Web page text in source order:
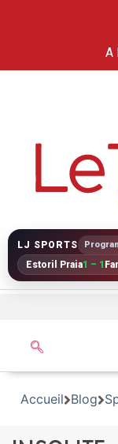
A
LJ SPORTS
Estoril Praia1 – 1
Accueil Blog